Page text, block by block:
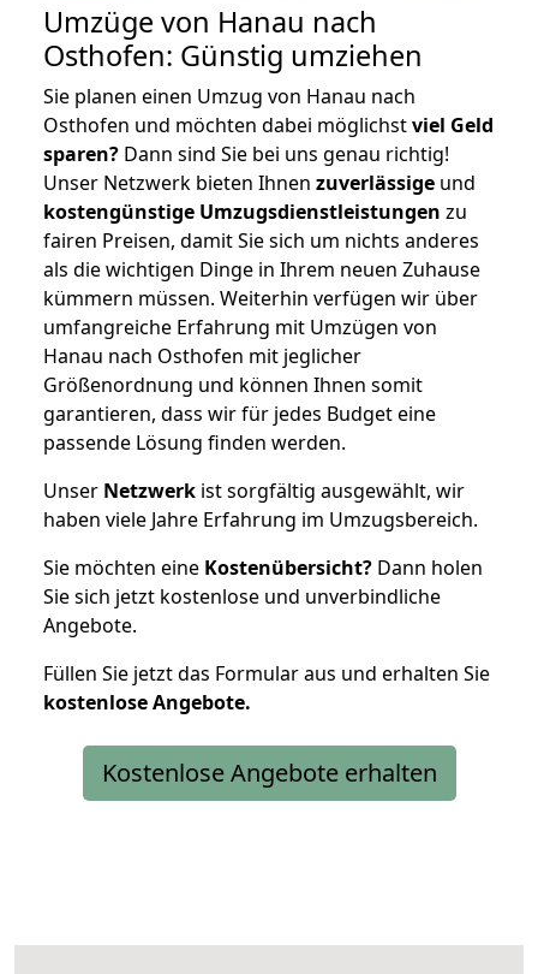
Umzüge von Hanau nach
Osthofen: Günstig umziehen
Sie planen einen Umzug von Hanau nach
Osthofen und möchten dabei möglichstviel Geld
sparen? Dann sind Sie bei uns genau richtig!
Unser Netzwerk bieten Ihnen zuverlässige und
kostengünstige Umzugsdienstleistungen zu
fairen Preisen, damit Sie sich um nichts anderes
als die wichtigen Dinge in Ihrem neuen Zuhause
kümmern müssen. Weiterhin verfügen wir über
umfangreiche Erfahrung mit Umzügen von
Hanau nach Osthofen mit jeglicher
Größenordnung und können Ihnen somit
garantieren, dass wir für jedes Budget eine
passende Lösung finden werden.
Unser Netzwerk ist sorgfältig ausgewählt, wir
haben viele Jahre Erfahrung im Umzugsbereich.
Sie möchten eine Kostenübersicht? Dann holen
Sie sich jetzt kostenlose und unverbindliche
Angebote.
Füllen Sie jetzt das Formular aus und erhalten Sie
kostenloseAngebote.
Kostenlose Angebote erhalten